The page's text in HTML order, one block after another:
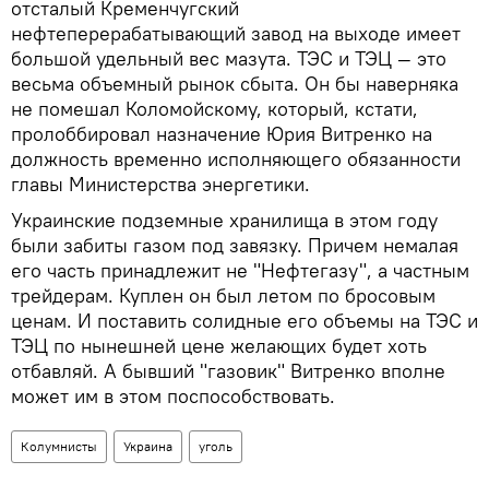
отсталый Кременчугский
нефтеперерабатывающий завод на выходе имеет
большой удельный вес мазута. ТЭС и ТЭЦ — это
весьма объемный рынок сбыта. Он бы наверняка
не помешал Коломойскому, который, кстати,
пролоббировал назначение Юрия Витренко на
должность временно исполняющего обязанности
главы Министерства энергетики.
Украинские подземные хранилища в этом году
были забиты газом под завязку. Причем немалая
его часть принадлежит не "Нефтегазу", а частным
трейдерам. Куплен он был летом по бросовым
ценам. И поставить солидные его объемы на ТЭС и
ТЭЦ по нынешней цене желающих будет хоть
отбавляй. А бывший "газовик" Витренко вполне
может им в этом поспособствовать.
Колумнисты Украина уголь